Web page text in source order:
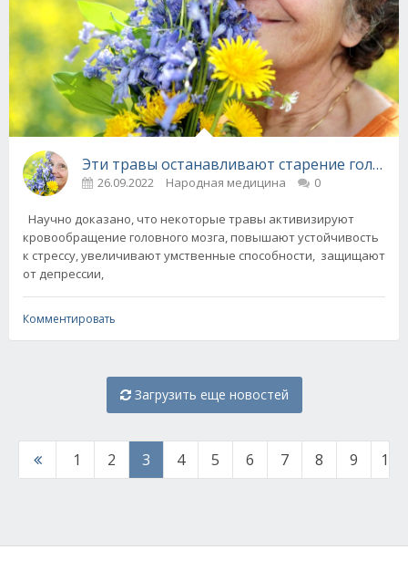
Эти травы останавливают старение
26.09.2022 Народная медицина 0
Научно доказано, что некоторые травы активизируют
кровообращение головного мозга, повышают устойчивость
к стрессу, увеличивают умственные способности, защищают
от депрессии,
Комментировать
Загрузить еще новостей
1 2 3 4 5 6 7 8 9 10